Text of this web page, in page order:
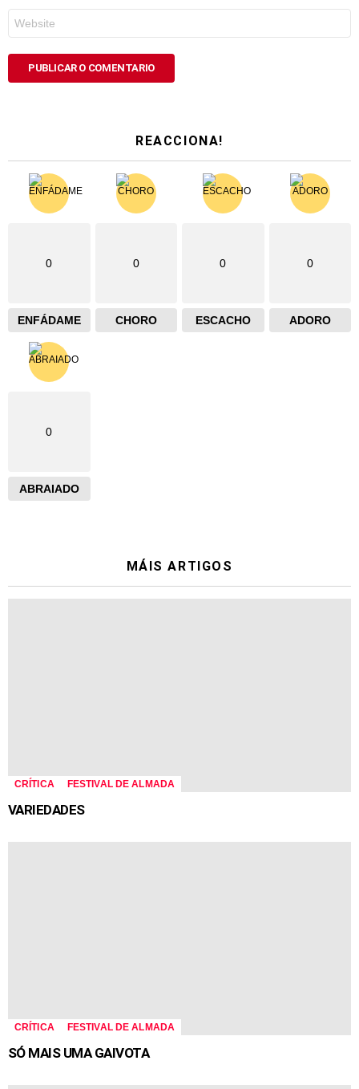
REACCIONA!
0
ENFÁDAME
0
CHORO
0
ESCACHO
0
ADORO
0
ABRAIADO
MÁIS ARTIGOS
CRÍTICA FESTIVAL DE ALMADA
VARIEDADES
CRÍTICA FESTIVAL DE ALMADA
SÓ MAIS UMA GAIVOTA